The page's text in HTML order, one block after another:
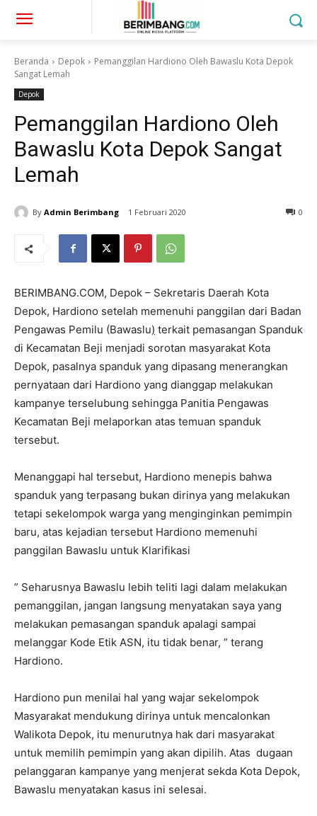
Beranda Depok
Pemanggilan Hardiono Oleh Bawaslu Kota Depok
Sangat Lemah
Depok
Pemanggilan Hardiono Oleh
Bawaslu Kota Depok Sangat
Lemah
By Admin Berimbang 1 Februari 2020 0
BERIMBANG.COM, Depok – Sekretaris Daerah Kota
Depok, Hardiono setelah memenuhi panggilan dari Badan
Pengawas Pemilu (Bawaslu) terkait pemasangan Spanduk
di Kecamatan Beji menjadi sorotan masyarakat Kota
Depok, pasalnya spanduk yang dipasang menerangkan
pernyataan dari Hardiono yang dianggap melakukan
kampanye terselubung sehingga Panitia Pengawas
Kecamatan Beji melaporkan atas temuan spanduk
tersebut.
Menanggapi hal tersebut, Hardiono menepis bahwa
spanduk yang terpasang bukan dirinya yang melakukan
tetapi sekelompok warga yang menginginkan pemimpin
baru, atas kejadian tersebut Hardiono memenuhi
panggilan Bawaslu untuk Klarifikasi
” Seharusnya Bawaslu lebih teliti lagi dalam melakukan
pemanggilan, jangan langsung menyatakan saya yang
melakukan pemasangan spanduk apalagi sampai
melanggar Kode Etik ASN, itu tidak benar, ” terang
Hardiono.
Hardiono pun menilai hal yang wajar sekelompok
Masyarakat mendukung dirinya untuk mencalonkan
Walikota Depok, itu menurutnya hak dari masyarakat
untuk memilih pemimpin yang akan dipilih. Atas dugaan
pelanggaran kampanye yang menjerat sekda Kota Depok,
Bawaslu menyatakan kasus ini selesai.